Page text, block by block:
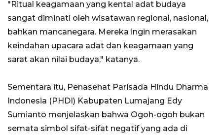
"Ritual keagamaan yang kental adat budaya
sangat diminati oleh wisatawan regional, nasional,
bahkan mancanegara. Mereka ingin merasakan
keindahan upacara adat dan keagamaan yang
sarat akan nilai budaya," katanya.
Sementara itu, Penasehat Parisada Hindu Dharma
Indonesia (PHDI) Kabupaten Lumajang Edy
Sumianto menjelaskan bahwa Ogoh-ogoh bukan
semata simbol sifat-sifat negatif yang ada di